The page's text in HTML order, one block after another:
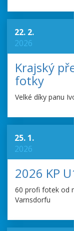
22. 2.
2026
Krajský
fotky
Velké díky panu
25. 1.
2026
2026 KP
60 profi fotek od
Varnsdorfu